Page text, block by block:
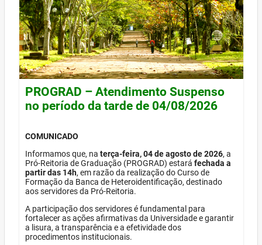
PROGRAD – Atendimento Suspenso
no período da tarde de 04/08/2026
COMUNICADO
Informamos que, na terça-feira, 04 de agosto de 2026, a
Pró-Reitoria de Graduação (PROGRAD) estará fechada a
partir das 14h, em razão da realização do Curso de
Formação da Banca de Heteroidentificação, destinado
aos servidores da Pró-Reitoria.
A participação dos servidores é fundamental para
fortalecer as ações afirmativas da Universidade e garantir
a lisura, a transparência e a efetividade dos
procedimentos institucionais.